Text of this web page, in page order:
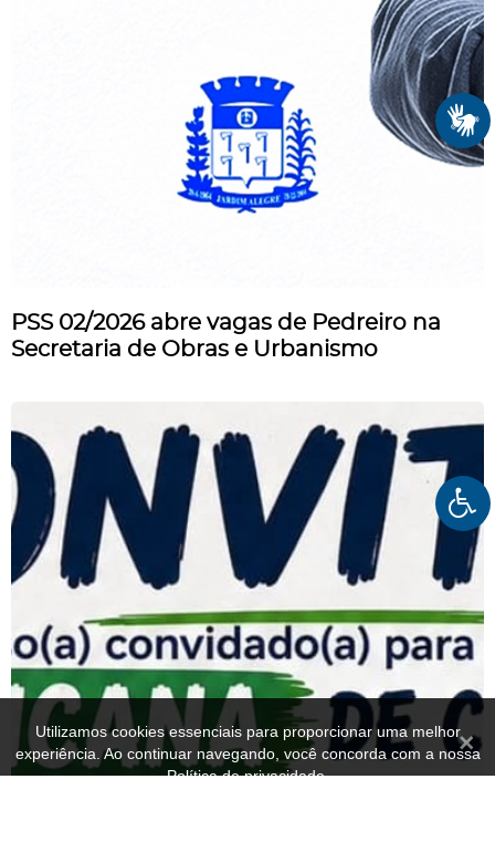
Utilizamos cookies essenciais para proporcionar uma melhor
experiência. Ao continuar navegando, você concorda com a nossa
Política de privacidade.
PSS 02/2026 abre vagas de Pedreiro na
Secretaria de Obras e Urbanismo